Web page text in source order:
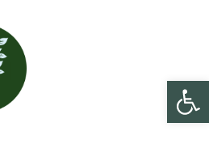
פתח סרגל נגישות